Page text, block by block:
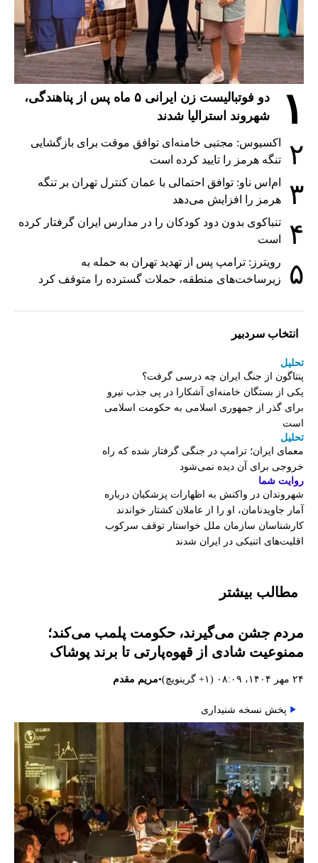
۱
دو فوتبالیست زن ایرانی ۵ ماه پس از پناهندگی،
شهروند استرالیا شدند
۲
اکسیوس: مجتبی خامنه‌ای توافق موقت برای بازگشایی
تنگه هرمز را تایید کرده است
۳
ام‌اس ناو: توافق احتمالی با عمان کنترل تهران بر تنگه
هرمز را افزایش می‌دهد
۴
تنباکوی بدون دود کودکان را در مدارس ایران گرفتار کرده
است
۵
رویترز: ترامپ پس از تهدید تهران به حمله به
زیرساخت‌های منطقه، حملات گسترده را متوقف کرد
انتخاب سردبیر
تحلیل
پنتاگون از جنگ ایران چه درسی گرفت؟
یکی از بستگان خامنه‌ای آشکارا در پی جذب نیرو
برای گذر از جمهوری اسلامی به حکومت اسلامی
است
تحلیل
معمای ایران؛ ترامپ در جنگی گرفتار شده که راه
خروجی برای آن دیده نمی‌شود
روایت شما
شهروندان در واکنش به اظهارات پزشکیان درباره
آمار جاویدنامان، او را از عاملان کشتار خواندند
کارشناسان سازمان ملل خواستار توقف سرکوب
اقلیت‌های اتنیکی در ایران شدند
مطالب بیشتر
مردم جشن می‌گیرند، حکومت پلمب می‌کند؛
ممنوعیت شادی از قهوه‌پارتی تا برند پوشاک
۲۴ مهر ۱۴۰۴، ۰۸:۰۹ (‎+۱ گرینویچ) •مریم مقدم
پخش نسخه شنیداری